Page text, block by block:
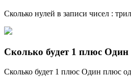
Сколько нулей в записи чисел :
Сколько будет 1 плюс
Сколько будет 1 плюс Один плюс